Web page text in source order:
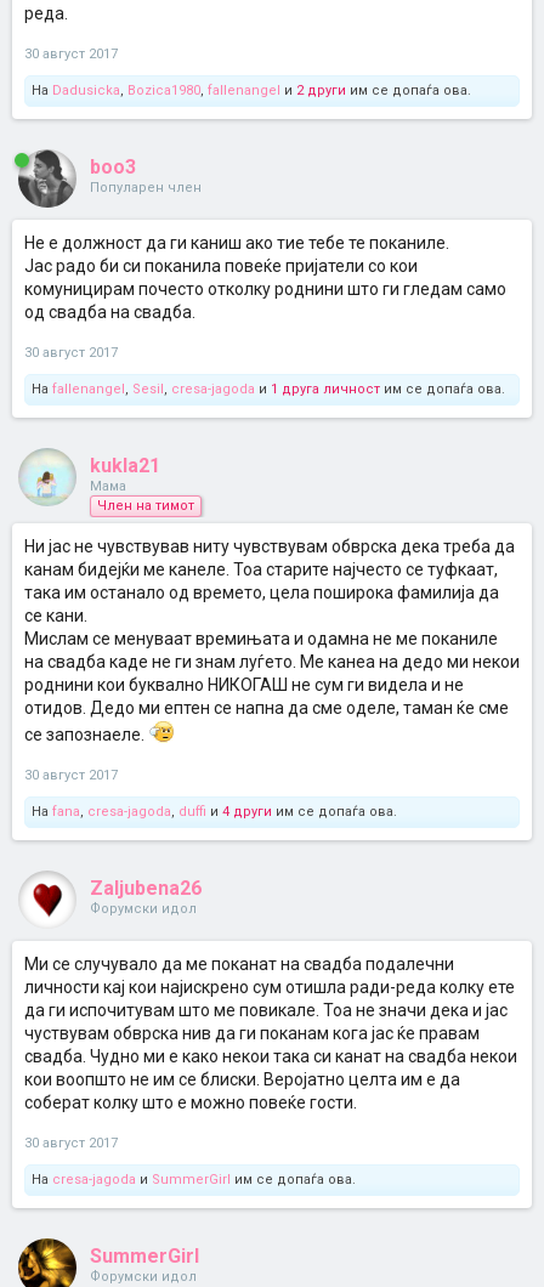
реда.
30 август 2017
На Dadusicka, Bozica1980, fallenangel и 2 други им се допаѓа ова.
boo3
Популарен член
Не е должност да ги каниш ако тие тебе те поканиле.
Јас радо би си поканила повеќе пријатели со кои
комуницирам почесто отколку роднини што ги гледам само
од свадба на свадба.
30 август 2017
На fallenangel, Sesil, cresa-jagoda и 1 друга личност им се допаѓа ова.
kukla21
Мама
Член на тимот
Ни јас не чувствував ниту чувствувам обврска дека треба да
канам бидејќи ме канеле. Тоа старите најчесто се туфкаат,
така им останало од времето, цела поширока фамилија да
се кани.
Мислам се менуваат времињата и одамна не ме поканиле
на свадба каде не ги знам луѓето. Ме канеа на дедо ми некои
роднини кои буквално НИКОГАШ не сум ги видела и не
отидов. Дедо ми ептен се напна да сме оделе, таман ќе сме
се запознаеле.
30 август 2017
На fana, cresa-jagoda, duffi и 4 други им се допаѓа ова.
Zaljubena26
Форумски идол
Ми се случувало да ме поканат на свадба подалечни
личности кај кои најискрено сум отишла ради-реда колку ете
да ги испочитувам што ме повикале. Тоа не значи дека и јас
чуствувам обврска нив да ги поканам кога јас ќе правам
свадба. Чудно ми е како некои така си канат на свадба некои
кои воопшто не им се блиски. Веројатно целта им е да
соберат колку што е можно повеќе гости.
30 август 2017
На cresa-jagoda и SummerGirl им се допаѓа ова.
SummerGirl
Форумски идол